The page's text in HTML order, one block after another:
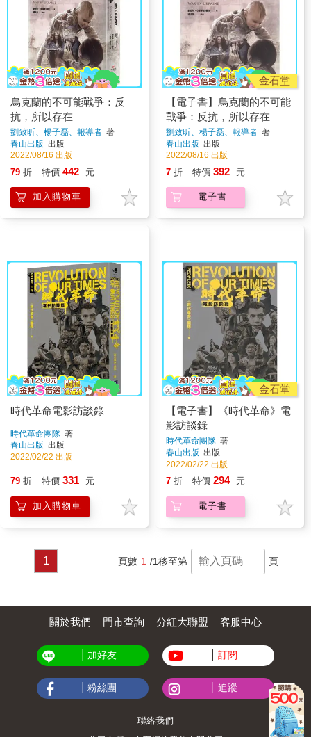
烏克蘭的不可能戰爭：反
抗，所以存在
劉致昕、楊子磊、報導者 著
春山出版 出版
2022/08/16 出版
79 折 特價 442 元
加入購物車
金石堂
【電子書】烏克蘭的不可能
戰爭：反抗，所以存在
劉致昕、楊子磊、報導者 著
春山出版 出版
2022/08/16 出版
7 折 特價 392 元
電子書
時代革命電影訪談錄
時代革命團隊 著
春山出版 出版
2022/02/22 出版
79 折 特價 331 元
加入購物車
金石堂
【電子書】《時代革命》電
影訪談錄
時代革命團隊 著
春山出版 出版
2022/02/22 出版
7 折 特價 294 元
電子書
1 頁數 1 /1移至第 頁
關於我們 門市查詢 分紅大聯盟 客服中心
加好友 訂閱
粉絲團 追蹤
聯絡我們